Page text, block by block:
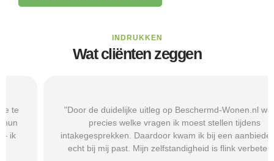
INDRUKKEN
Wat cliënten zeggen
"Door de duidelijke uitleg op Beschermd-Wonen.nl wist ik
precies welke vragen ik moest stellen tijdens
intakegesprekken. Daardoor kwam ik bij een aanbieder die
echt bij mij past. Mijn zelfstandigheid is flink verbeterd."